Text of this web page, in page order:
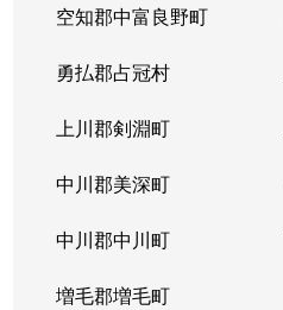
空知郡中富良野町
勇払郡占冠村
上川郡剣淵町
中川郡美深町
中川郡中川町
増毛郡増毛町